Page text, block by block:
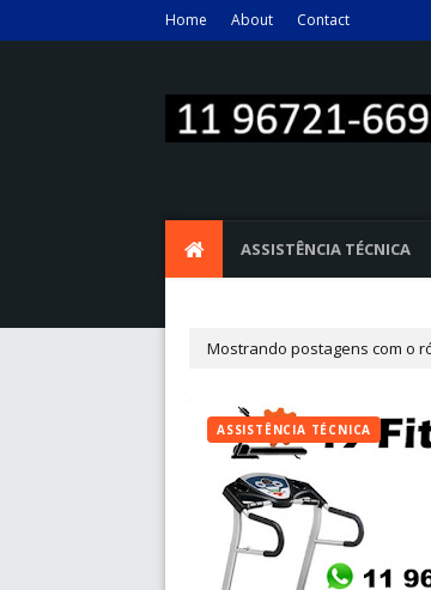
Home About Contact
ASSISTÊNCIA TÉCNICA
Mostrando postagens com o
ASSISTÊNCIA TÉCNICA